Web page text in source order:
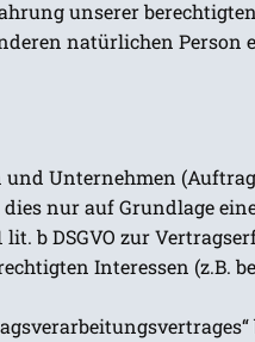
unserer
natürlichen Person
Unternehmen
nur auf Grundlage
b DSGVO zur
Interessen (z.B.